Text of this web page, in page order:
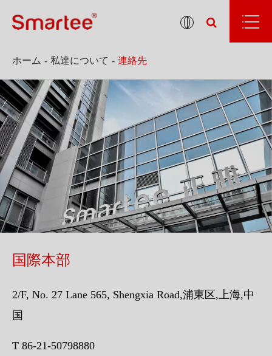
ホーム 私達について 連絡先
国際本部
2/F, No. 27 Lane 565, Shengxia Road,浦東区,上海,中
国
T 86-21-50798880